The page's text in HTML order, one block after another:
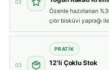
02
Özenle hazırlanan
çıtır bisküvi yaprağı
03
PRATIK
12'li Çoklu Stok